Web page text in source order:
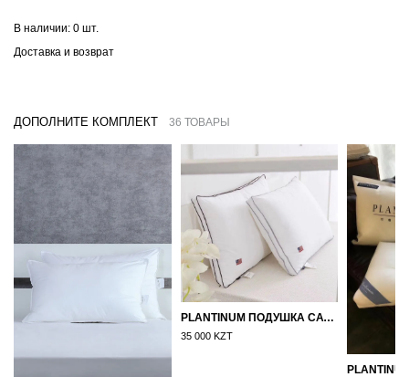
В наличии: 0 шт.
Доставка и возврат
ДОПОЛНИТЕ КОМПЛЕКТ 36 ТОВАРЫ
PLANTINUM ПОДУШКА САТИН, ШЕЛК 50Х70
35 000 KZT